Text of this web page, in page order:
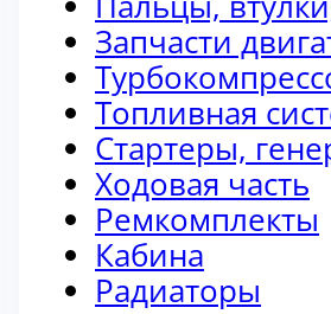
Запчасти
Топливная
Стартеры,
Ходовая часть
Ремкомплекты
Кабина
Радиаторы